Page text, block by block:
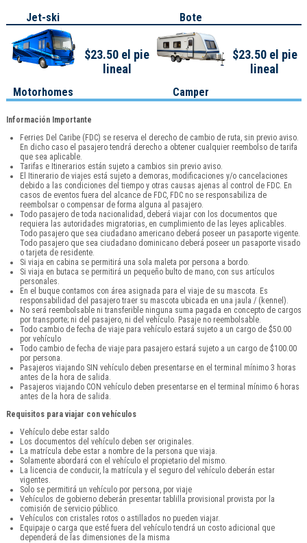
Jet-ski Bote
Motorhomes
$23.50 el pie
lineal
Camper
$23.50 el pie
lineal
Información Importante
Ferries Del Caribe (FDC) se reserva el derecho de cambio de ruta, sin previo aviso.
En dicho caso el pasajero tendrá derecho a obtener cualquier reembolso de tarifa
que sea aplicable.
Tarifas e Itinerarios están sujeto a cambios sin previo aviso.
El Itinerario de viajes está sujeto a demoras, modificaciones y/o cancelaciones
debido a las condiciones del tiempo y otras causas ajenas al control de FDC. En
casos de eventos fuera del alcance de FDC, FDC no se responsabiliza de
reembolsar o compensar de forma alguna al pasajero.
Todo pasajero de toda nacionalidad, deberá viajar con los documentos que
requiera las autoridades migratorias, en cumplimiento de las leyes aplicables.
Todo pasajero que sea ciudadano americano deberá poseer un pasaporte vigente.
Todo pasajero que sea ciudadano dominicano deberá poseer un pasaporte visado
o tarjeta de residente.
Si viaja en cabina se permitirá una sola maleta por persona a bordo.
Si viaja en butaca se permitirá un pequeño bulto de mano, con sus artículos
personales.
En el buque contamos con área asignada para el viaje de su mascota. Es
responsabilidad del pasajero traer su mascota ubicada en una jaula / (kennel).
No será reembolsable ni transferible ninguna suma pagada en concepto de cargos
por transporte; ni del pasajero, ni del vehículo. Pasaje no reembolsable.
Todo cambio de fecha de viaje para vehículo estará sujeto a un cargo de $50.00
por vehículo
Todo cambio de fecha de viaje para pasajero estará sujeto a un cargo de $100.00
por persona.
Pasajeros viajando SIN vehículo deben presentarse en el terminal mínimo 3 horas
antes de la hora de salida.
Pasajeros viajando CON vehículo deben presentarse en el terminal mínimo 6 horas
antes de la hora de salida.
Requisitos para viajar con vehículos
Vehículo debe estar saldo
Los documentos del vehículo deben ser originales.
La matrícula debe estar a nombre de la persona que viaja.
Solamente abordará con el vehículo el propietario del mismo.
La licencia de conducir, la matrícula y el seguro del vehículo deberán estar
vigentes.
Solo se permitirá un vehículo por persona, por viaje
Vehículos de gobierno deberán presentar tablilla provisional provista por la
comisión de servicio público.
Vehículos con cristales rotos o astillados no pueden viajar.
Equipaje o carga que esté fuera del vehículo tendrá un costo adicional que
dependerá de las dimensiones de la misma